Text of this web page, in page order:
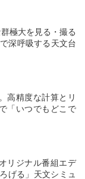
極大を見る・撮る
深呼吸する天文台
高精度な計算とリ
「いつでもどこで
リジナル番組エデ
げる」天文シミュ